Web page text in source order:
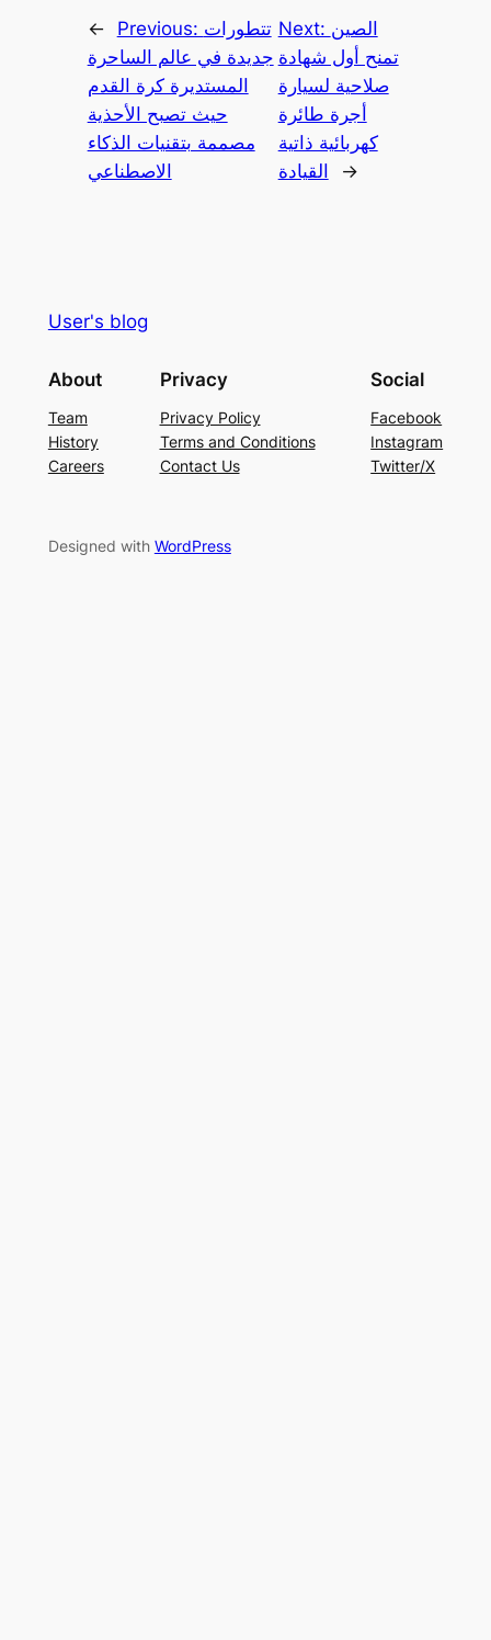
← Previous: تتطورات
جديدة في عالم الساحرة
المستديرة كرة القدم
حيث تصبح الأحذية
مصممة بتقنيات الذكاء
الاصطناعي
Next: الصين
تمنح أول شهادة
صلاحية لسيارة
أجرة طائرة
كهربائية ذاتية
القيادة
→
User's blog
About
Team
History
Careers
Privacy
Privacy Policy
Terms and Conditions
Contact Us
Social
Facebook
Instagram
Twitter/X
Designed with WordPress